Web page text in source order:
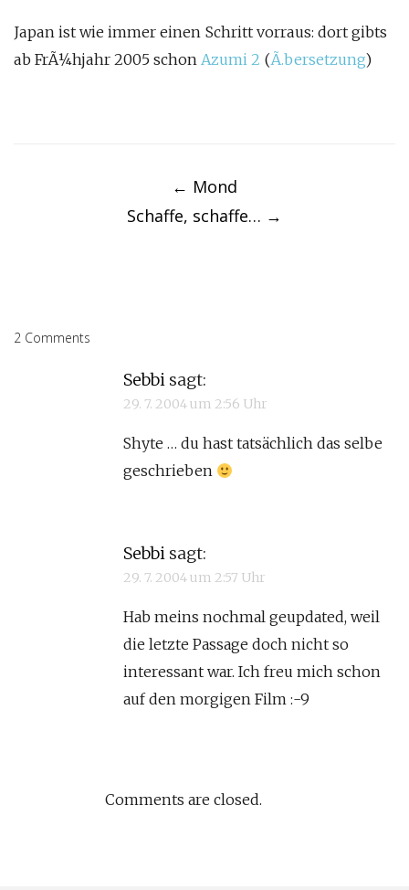
Japan ist wie immer einen Schritt vorraus: dort gibts
ab FrÃ¼hjahr 2005 schon Azumi 2 (Ã.bersetzung)
← Mond
Schaffe, schaffe… →
2 Comments
Sebbi sagt:
29. 7. 2004 um 2:56 Uhr
Shyte … du hast tatsächlich das selbe
geschrieben
Sebbi sagt:
29. 7. 2004 um 2:57 Uhr
Hab meins nochmal geupdated, weil
die letzte Passage doch nicht so
interessant war. Ich freu mich schon
auf den morgigen Film :-9
Comments are closed.